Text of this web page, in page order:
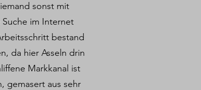
sonst mit
im Internet
bestand
da hier Asseln drin
Markkanal ist
gemasert aus sehr